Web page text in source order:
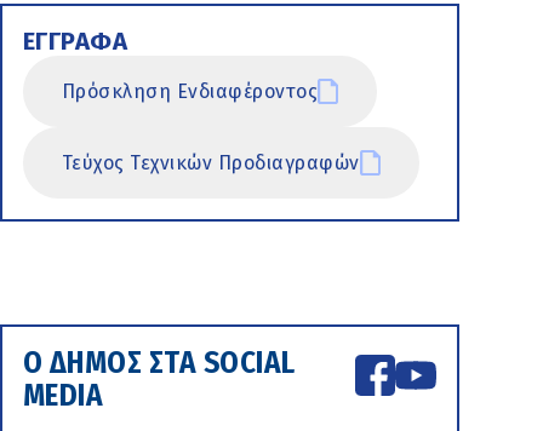
ΕΓΓΡΑΦΑ
Πρόσκληση Ενδιαφέροντος
Τεύχος Τεχνικών Προδιαγραφών
Ο ΔΗΜΟΣ ΣΤΑ SOCIAL
MEDIA